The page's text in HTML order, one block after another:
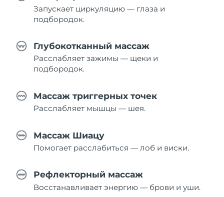
Запускает циркуляцию — глаза и
подбородок.
Глубокотканный массаж
Расслабляет зажимы — щеки и
подбородок.
Массаж триггерных точек
Расслабляет мышцы — шея.
Массаж Шиацу
Помогает расслабиться — лоб и виски.
Рефлекторный массаж
Восстанавливает энергию — брови и уши.